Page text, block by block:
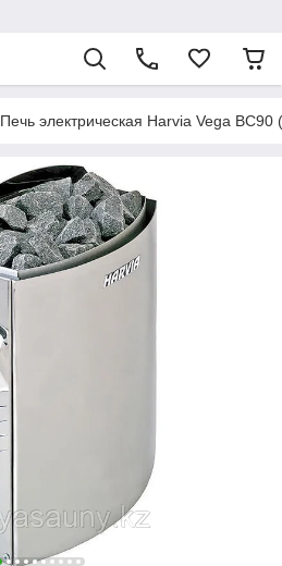
Печь электрическая Harvia Vega